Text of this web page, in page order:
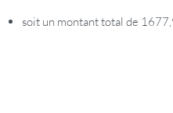
soit un montant total de